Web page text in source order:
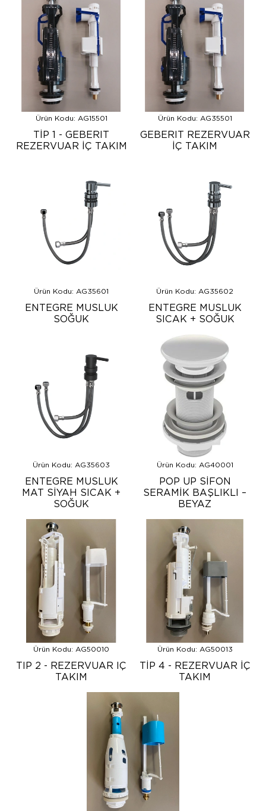
Ürün Kodu: AG15501
TİP 1 - GEBERIT
REZERVUAR İÇ TAKIM
Ürün Kodu: AG35501
GEBERIT REZERVUAR
İÇ TAKIM
Ürün Kodu: AG35601
ENTEGRE MUSLUK
SOĞUK
Ürün Kodu: AG35602
ENTEGRE MUSLUK
SICAK + SOĞUK
Ürün Kodu: AG35603
ENTEGRE MUSLUK
MAT SİYAH SICAK +
SOĞUK
Ürün Kodu: AG40001
POP UP SİFON
SERAMİK BAŞLIKLI –
BEYAZ
Ürün Kodu: AG50010
TIP 2 - REZERVUAR IÇ
TAKIM
Ürün Kodu: AG50013
TİP 4 - REZERVUAR İÇ
TAKIM